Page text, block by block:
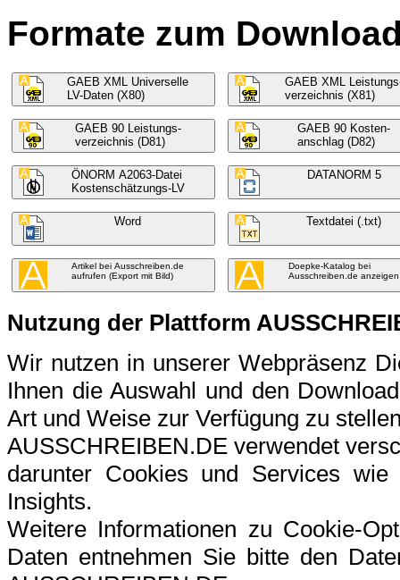
Formate zum
GAEB XML Universelle
LV-Daten (X80)
GAEB XML
verzeichnis (X81)
GAEB 90 Leistungs-
verzeichnis (D81)
GAEB 90 Kosten-
anschlag (D82)
ÖNORM A2063-Datei
Kostenschätzungs-LV
DATANORM 5
Word Textdatei (.txt)
Artikel bei Ausschreiben.de
aufrufen (Export mit Bild)
Doepke-Katalog bei
Ausschreiben.de anzeigen
Nutzung der Plattform
Wir nutzen in unserer Webpräsenz
Ihnen die Auswahl und den
Art und Weise zur Verfügung zu
AUSSCHREIBEN.DE verwendet
darunter Cookies und Services
Insights.
Weitere Informationen zu Cookie-
Daten entnehmen Sie bitte den